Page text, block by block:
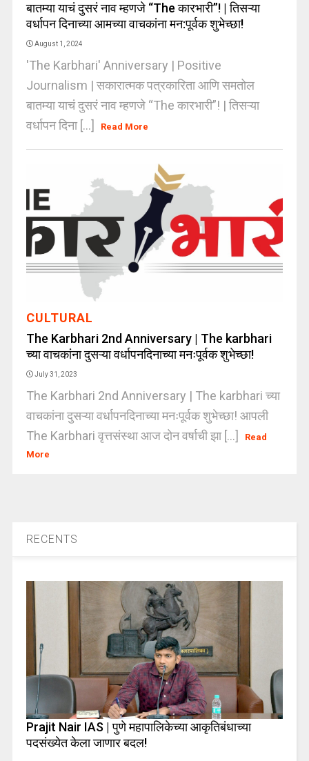
बातम्या याचं दुसरं नाव म्हणजे “The कारभारी”! | तिसऱ्या
वर्धापन दिनाच्या आमच्या वाचकांना मन:पूर्वक शुभेच्छा!
August 1, 2024
'The Karbhari' Anniversary | Positive
Journalism | सकारात्मक पत्रकारिता आणि समतोल
बातम्या याचं दुसरं नाव म्हणजे “The कारभारी”! | तिसऱ्या
वर्धापन दिना [...]
Read More
CULTURAL
The Karbhari 2nd Anniversary | The karbhari
च्या वाचकांना दुसऱ्या वर्धापनदिनाच्या मनःपूर्वक शुभेच्छा!
July 31, 2023
The Karbhari 2nd Anniversary | The karbhari च्या
वाचकांना दुसऱ्या वर्धापनदिनाच्या मनःपूर्वक शुभेच्छा! आपली
The Karbhari वृत्तसंस्था आज दोन वर्षाची झा [...]
Read
More
RECENTS
Prajit Nair IAS | पुणे महापालिकेच्या आकृतिबंधाच्या
पदसंख्येत केला जाणार बदल!